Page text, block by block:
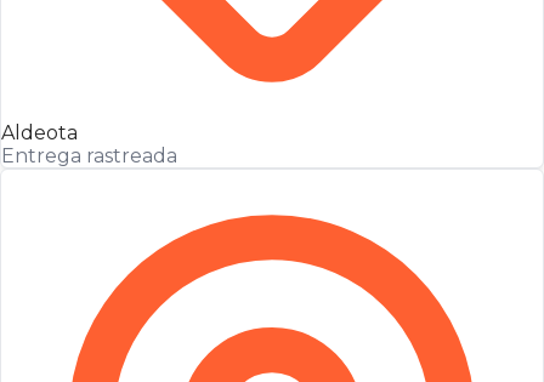
Aldeota
Entrega rastreada